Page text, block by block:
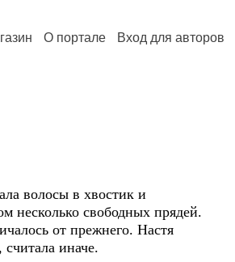
О портале Вход для авторов
волосы в хвостик и
несколько свободных прядей.
от прежнего. Настя
иначе.